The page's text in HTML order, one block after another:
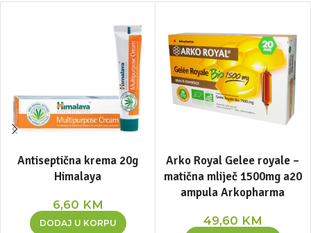
Antiseptična krema 20g
Himalaya
6,60 KM
DODAJ U KORPU
Arko Royal Gelee royale –
matična mliječ 1500mg a20
ampula Arkopharma
49,60 KM